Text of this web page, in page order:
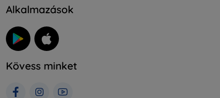
Alkalmazások
Kövess minket